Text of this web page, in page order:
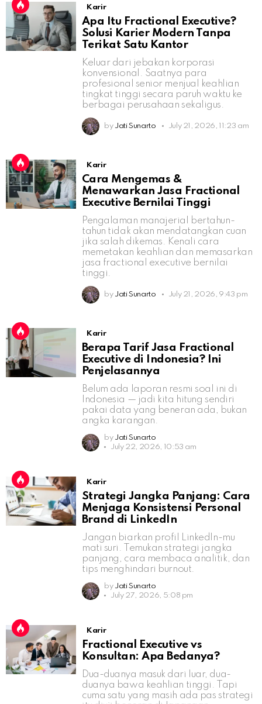
Karir
Apa Itu Fractional Executive?
Solusi Karier Modern Tanpa
Terikat Satu Kantor
Keluar dari jebakan korporasi
konvensional. Saatnya para
profesional senior menjual keahlian
tingkat tinggi secara paruh waktu ke
berbagai perusahaan sekaligus.
by Jati Sunarto July 21, 2026, 11:23 am
Karir
Cara Mengemas &
Menawarkan Jasa Fractional
Executive Bernilai Tinggi
Pengalaman manajerial bertahun-
tahun tidak akan mendatangkan cuan
jika salah dikemas. Kenali cara
memetakan keahlian dan memasarkan
jasa fractional executive bernilai
tinggi.
by Jati Sunarto July 21, 2026, 9:43 pm
Karir
Berapa Tarif Jasa Fractional
Executive di Indonesia? Ini
Penjelasannya
Belum ada laporan resmi soal ini di
Indonesia — jadi kita hitung sendiri
pakai data yang beneran ada, bukan
angka karangan.
by Jati Sunarto
July 22, 2026, 10:53 am
Karir
Strategi Jangka Panjang: Cara
Menjaga Konsistensi Personal
Brand di LinkedIn
Jangan biarkan profil LinkedIn-mu
mati suri. Temukan strategi jangka
panjang, cara membaca analitik, dan
tips menghindari burnout.
by Jati Sunarto
July 27, 2026, 5:08 pm
Karir
Fractional Executive vs
Konsultan: Apa Bedanya?
Dua-duanya masuk dari luar, dua-
duanya bawa keahlian tinggi. Tapi
cuma satu yang masih ada pas strategi